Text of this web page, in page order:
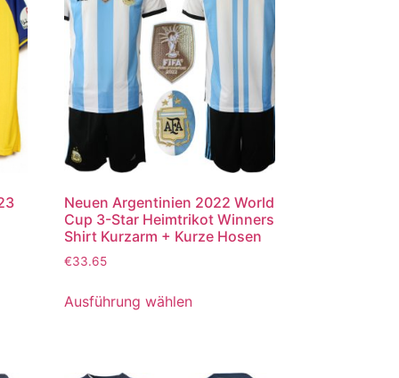
Neuen Argentinien 2022 World
Cup 3-Star Heimtrikot Winners
Shirt Kurzarm + Kurze Hosen
€33.65
Ausführung wählen